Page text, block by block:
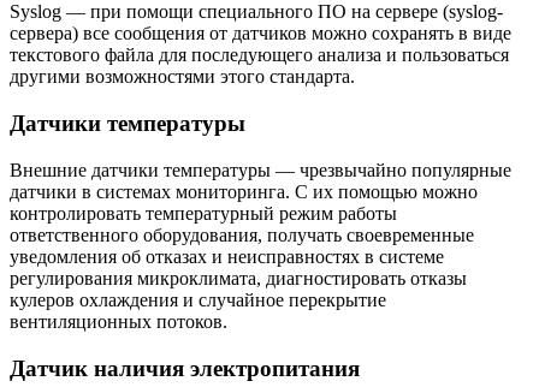
Syslog — при помощи специального ПО на сервере (syslog-
сервера) все сообщения от датчиков можно сохранять в виде
текстового файла для последующего анализа и пользоваться
другими возможностями этого стандарта.
Датчики температуры
Внешние датчики температуры — чрезвычайно популярные
датчики в системах мониторинга. С их помощью можно
контролировать температурный режим работы
ответственного оборудования, получать своевременные
уведомления об отказах и неисправностях в системе
регулирования микроклимата, диагностировать отказы
кулеров охлаждения и случайное перекрытие
вентиляционных потоков.
Датчик наличия электропитания